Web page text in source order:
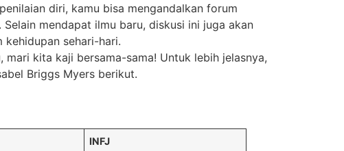
diri, kamu bisa mengandalkan forum
mendapat ilmu baru, diskusi ini juga akan
kehidupan sehari-hari.
kita kaji bersama-sama! Untuk lebih jelasnya,
Briggs Myers berikut.
INFJ